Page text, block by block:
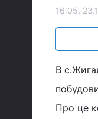
16:05,
В
Про це